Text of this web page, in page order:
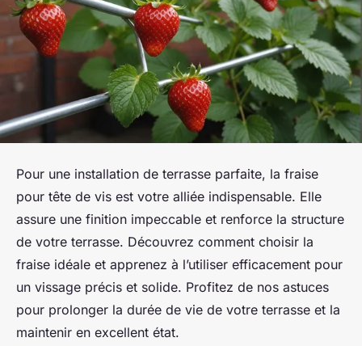
Pour une installation de terrasse parfaite, la fraise
pour tête de vis est votre alliée indispensable. Elle
assure une finition impeccable et renforce la structure
de votre terrasse. Découvrez comment choisir la
fraise idéale et apprenez à l’utiliser efficacement pour
un vissage précis et solide. Profitez de nos astuces
pour prolonger la durée de vie de votre terrasse et la
maintenir en excellent état.